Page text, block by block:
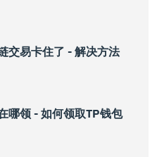
交易卡住了 - 解决方法
哪领 - 如何领取TP钱包